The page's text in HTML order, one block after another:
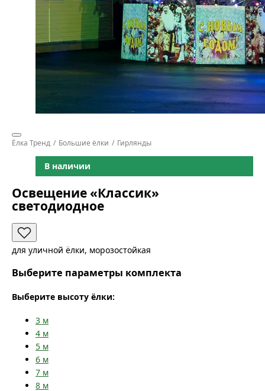
Ёлка Тренд Большие ёлки Гирлянды
В наличии
Освещение «Классик»
светодиодное
для уличной ёлки, морозостойкая
Выберите параметры комплекта
Выберите высоту ёлки:
3 м
4 м
5 м
6 м
7 м
8 м